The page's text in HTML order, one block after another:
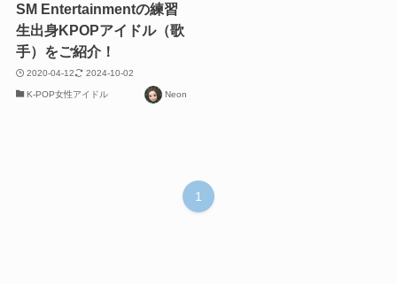
SM Entertainmentの練習
生出身KPOPアイドル（歌
手）をご紹介！
2020-04-12 2024-10-02
K-POP女性アイドル Neon
1